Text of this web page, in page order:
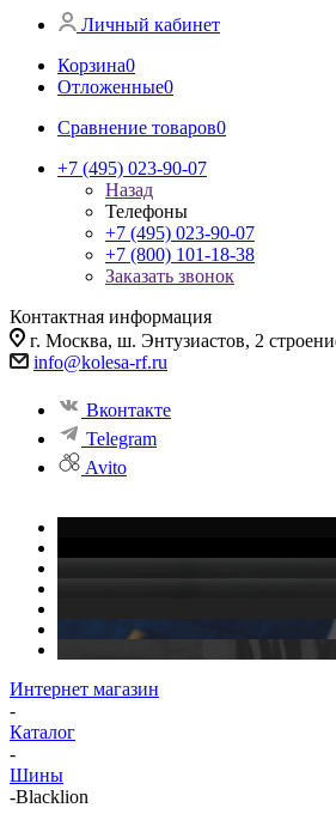
Личный кабинет
Корзина0
Отложенные0
Сравнение товаров0
+7 (495) 023-90-07
Назад
Телефоны
+7 (495) 023-90-07
+7 (800) 101-18-38
Заказать звонок
Контактная информация
г. Москва, ш. Энтузиастов, 2
info@kolesa-rf.ru
Вконтакте
Telegram
Avito
Интернет магазин
-
Каталог
-
Шины
-Blacklion